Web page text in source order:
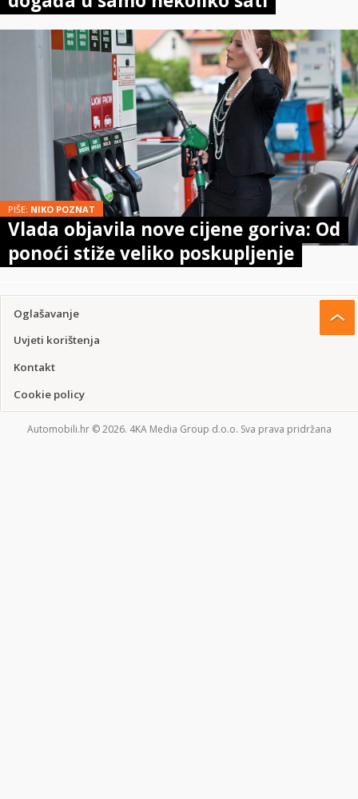
PIŠE: NIKO POZNAT
Vlada objavila nove cijene goriva: Od
ponoći stiže veliko poskupljenje
Oglašavanje
Uvjeti korištenja
Kontakt
Cookie policy
Automobili.hr © 2026. 4KA Media Group d.o.o. Sva prava pridržana